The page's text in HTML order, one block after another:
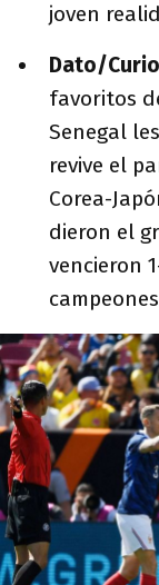
joven
Dato/
favoritos
Senegal
revive el
Corea-
dieron el
vencieron